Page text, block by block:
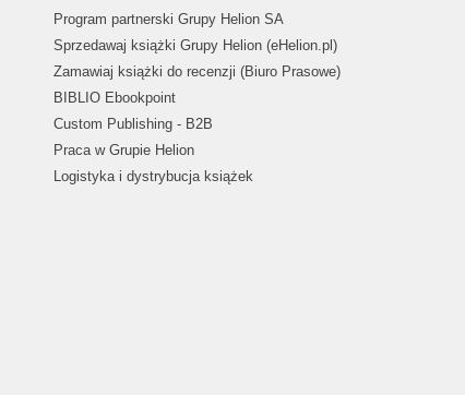
Program partnerski Grupy Helion SA
Sprzedawaj książki Grupy Helion (eHelion.pl)
Zamawiaj książki do recenzji (Biuro Prasowe)
BIBLIO Ebookpoint
Custom Publishing - B2B
Praca w Grupie Helion
Logistyka i dystrybucja książek